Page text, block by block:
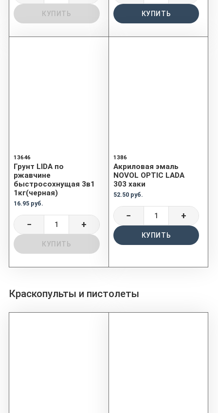
КУПИТЬ КУПИТЬ
13646
Грунт LIDA по
ржавчине
быстросохнущая 3в1
1кг(черная)
16.95 руб.
− +
КУПИТЬ
1386
Акриловая эмаль
NOVOL OPTIC LADA
303 хаки
52.50 руб.
− +
КУПИТЬ
Краскопульты и пистолеты